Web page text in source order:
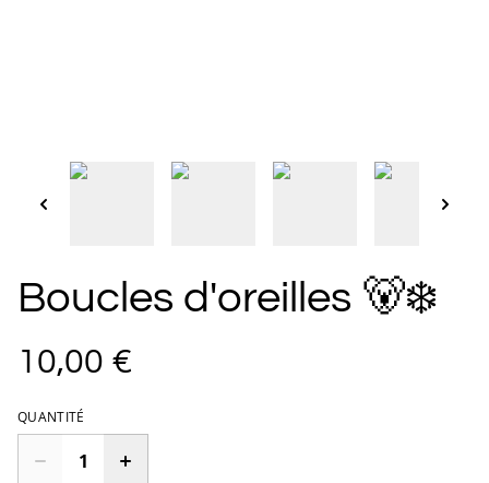
Boucles d'oreilles 🐻‍❄️
10,00 €
QUANTITÉ